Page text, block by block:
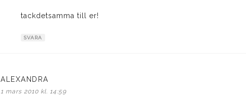
tackdetsamma till er!
SVARA
ALEXANDRA
1 mars 2010 kl. 14:59